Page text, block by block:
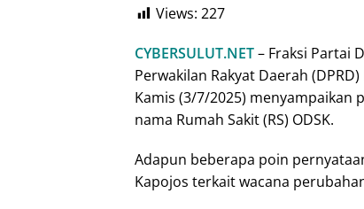
Views: 227
CYBERSULUT.NET– Fraksi Partai
Perwakilan Rakyat Daerah
Kamis (3/7/2025) menyampaikan
nama Rumah Sakit (RS) ODSK.
Adapun beberapa poin
Kapojos terkait wacana